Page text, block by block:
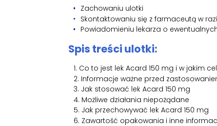
Zachowaniu ulotki
Skontaktowaniu się z farmaceutą w
Powiadomieniu lekarza o
Spis treści ulotki:
Co to jest lek Acard 150 mg i w jakim
Informacje ważne przed
Jak stosować lek Acard 150 mg
Możliwe działania niepożądane
Jak przechowywać lek Acard 150 mg
Zawartość opakowania i inne